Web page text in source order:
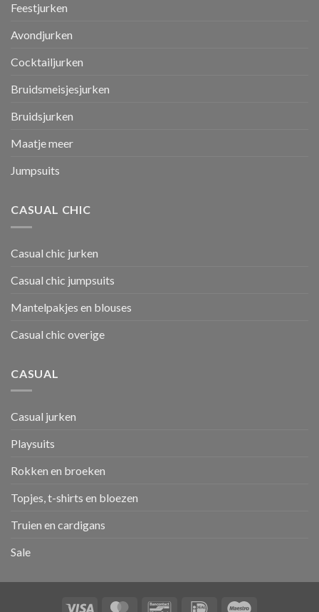
Feestjurken
Avondjurken
Cocktailjurken
Bruidsmeisjesjurken
Bruidsjurken
Maatje meer
Jumpsuits
CASUAL CHIC
Casual chic jurken
Casual chic jumpsuits
Mantelpakjes en blouses
Casual chic overige
CASUAL
Casual jurken
Playsuits
Rokken en broeken
Topjes, t-shirts en bloezen
Truien en cardigans
Sale
Visa MasterCardBancontactIDeal